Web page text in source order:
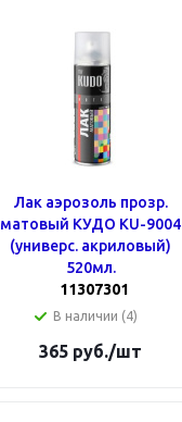
Лак аэрозоль прозр.
матовый КУДО KU-9004
(универс. акриловый)
520мл.
11307301
В наличии (4)
365 руб./шт